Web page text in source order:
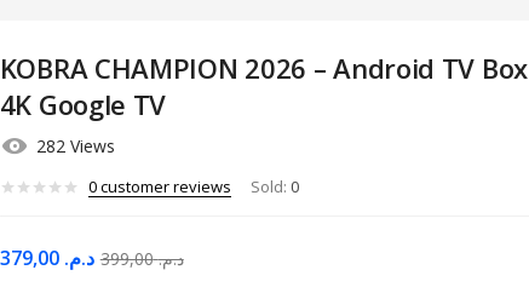
KOBRA CHAMPION 2026 – Android TV Box
4K Google TV
282 Views
0customer reviews Sold: 0
د.م. 379,00 د.م.399,00